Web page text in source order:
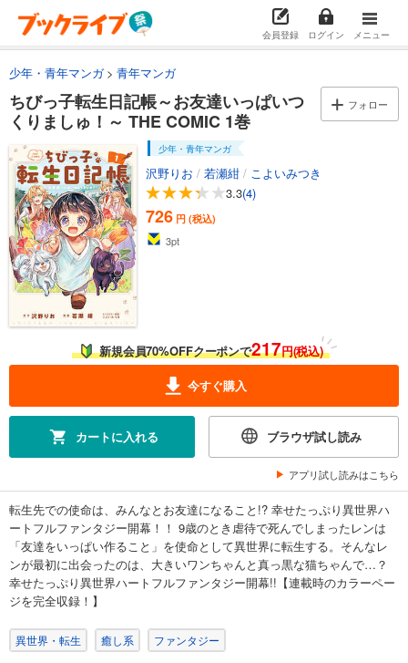
会員登録 ログイン メニュー
少年・青年マンガ 青年マンガ
ちびっ子転生日記帳～お友達いっぱいつ
くりましゅ！～ THE COMIC 1巻
フォロー
少年・青年マンガ
沢野りお / 若瀬紺 / こよいみつき
3.3(4)
726 円 (税込)
3pt
新規会員70%OFFクーポンで217円(税込)
今すぐ購入
カートに入れる ブラウザ試し読み
アプリ試し読みはこちら
転生先での使命は、みんなとお友達になること!? 幸せたっぷり異世界ハ
ートフルファンタジー開幕！！ 9歳のとき虐待で死んでしまったレンは
「友達をいっぱい作ること」を使命として異世界に転生する。そんなレ
ンが最初に出会ったのは、大きいワンちゃんと真っ黒な猫ちゃんで…？
幸せたっぷり異世界ハートフルファンタジー開幕!!【連載時のカラーペー
ジを完全収録！】
異世界・転生 癒し系 ファンタジー